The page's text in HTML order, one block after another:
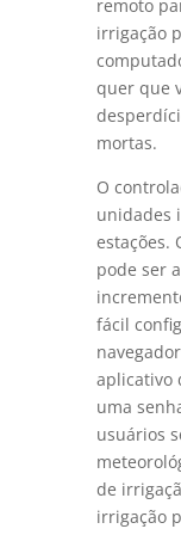
remoto
irrigação
quer que
mortas.
O
unidades
estações.
pode ser
fácil
aplicativo
uma
usuários
de
irrigação